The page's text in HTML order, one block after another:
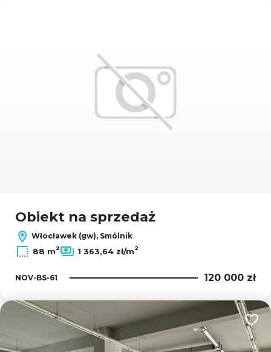
Obiekt na sprzedaż
Włocławek (gw), Smólnik
88 m2 1 363,64 zł/m2
NOV-BS-61 120 000 zł